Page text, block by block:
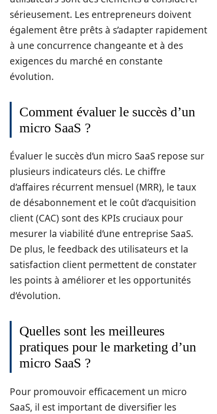
sérieusement. Les entrepreneurs doivent
également être prêts à s’adapter rapidement
à une concurrence changeante et à des
exigences du marché en constante
évolution.
Comment évaluer le succès d’un
micro SaaS ?
Évaluer le succès d’un micro SaaS repose sur
plusieurs indicateurs clés. Le chiffre
d’affaires récurrent mensuel (MRR), le taux
de désabonnement et le coût d’acquisition
client (CAC) sont des KPIs cruciaux pour
mesurer la viabilité d’une entreprise SaaS.
De plus, le feedback des utilisateurs et la
satisfaction client permettent de constater
les points à améliorer et les opportunités
d’évolution.
Quelles sont les meilleures
pratiques pour le marketing d’un
micro SaaS ?
Pour promouvoir efficacement un micro
SaaS, il est important de diversifier les